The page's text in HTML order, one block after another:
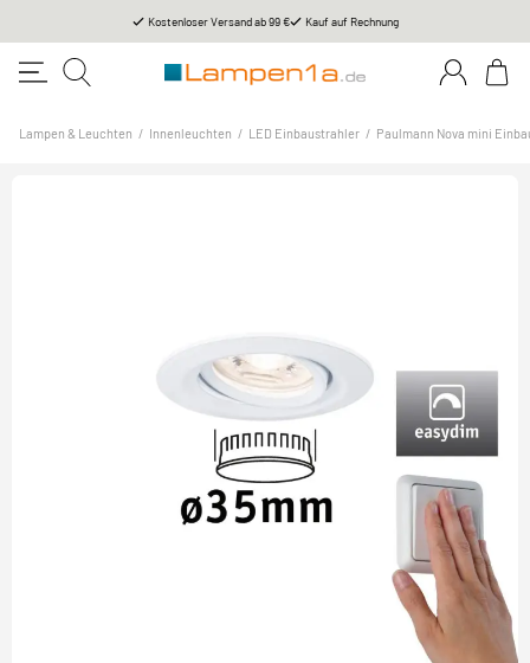
Kostenloser Versand ab 99 € Kauf auf Rechnung
Lampen & Leuchten / Innenleuchten / LED Einbaustrahler / Paulmann Nova mini